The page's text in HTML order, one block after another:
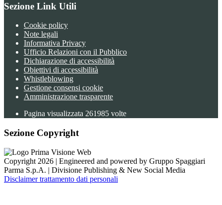
Sezione Link Utili
Cookie policy
Note legali
Informativa Privacy
Ufficio Relazioni con il Pubblico
Dichiarazione di accessibilità
Obiettivi di accessibilità
Whistleblowing
Gestione consensi cookie
Amministrazione trasparente
Pagina visualizzata 261985 volte
Sezione Copyright
Copyright 2026 | Engineered and powered by Gruppo Spaggiari
Parma S.p.A. | Divisione Publishing & New Social Media
Disclaimer trattamento dati personali